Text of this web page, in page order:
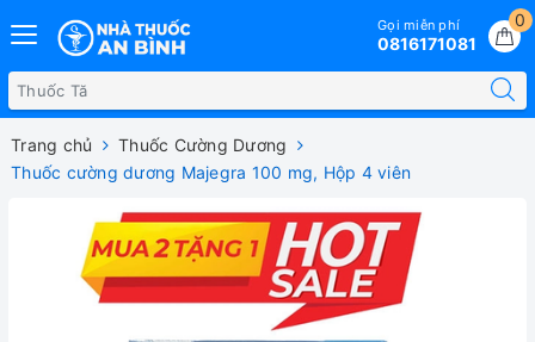
0
Gọi miễn phí
0816171081
Trang chủ
Thuốc Cường Dương
Thuốc cường dương Majegra 100 mg, Hộp 4 viên